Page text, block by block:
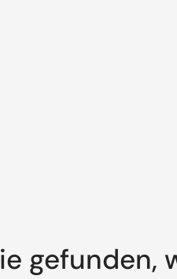
gefunden,